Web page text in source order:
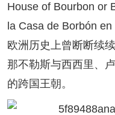
House of Bourbon or
la Casa de Borbón en
欧洲历史上曾断断续
那不勒斯与西西里、
的跨国王朝。